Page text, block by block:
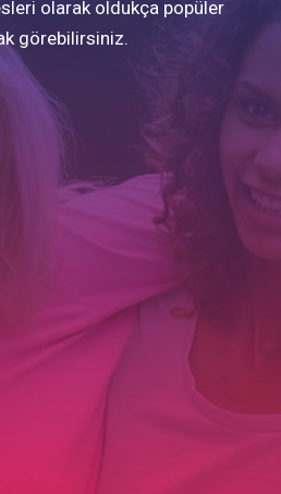
olarak oldukça popüler
görebilirsiniz.